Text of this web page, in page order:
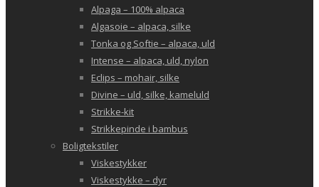
Alpaga – 100% alpaca
Algasoie – alpaca, silke
Tonka og Softie – alpaca, uld
Intense – alpaca, uld, nylon
Eclips – mohair, silke
Divine – uld, silke, kameluld
Strikke-kit
Strikkepinde i bambus
Boligtekstiler
Viskestykker
Viskestykke – dyr